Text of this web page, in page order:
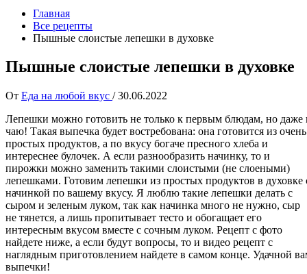
Главная
Все рецепты
Пышные слоистые лепешки в духовке
Пышные слоистые лепешки в духовке
От Еда на любой вкус /30.06.2022
Лепешки можно готовить не только к первым блюдам, но даже
чаю! Такая выпечка будет востребована: она готовится из очень
простых продуктов, а по вкусу богаче пресного хлеба и
интереснее булочек. А если разнообразить начинку, то и
пирожки можно заменить такими слоистыми (не слоеными)
лепешками. Готовим лепешки из простых продуктов в духовке
начинкой по вашему вкусу. Я люблю такие лепешки делать с
сыром и зеленым луком, так как начинка много не нужно, сыр
не тянется, а лишь пропитывает тесто и обогащает его
интересным вкусом вместе с сочным луком. Рецепт с фото
найдете ниже, а если будут вопросы, то и видео рецепт с
наглядным приготовлением найдете в самом конце. Удачной
выпечки!